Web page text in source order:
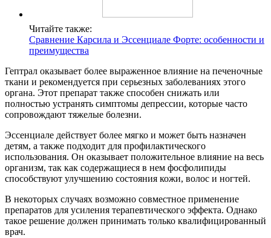
Читайте также:
Сравнение Карсила и Эссенциале Форте: особенности и
преимущества
Гептрал оказывает более выраженное влияние на печеночные
ткани и рекомендуется при серьезных заболеваниях этого
органа. Этот препарат также способен снижать или
полностью устранять симптомы депрессии, которые часто
сопровождают тяжелые болезни.
Эссенциале действует более мягко и может быть назначен
детям, а также подходит для профилактического
использования. Он оказывает положительное влияние на весь
организм, так как содержащиеся в нем фосфолипиды
способствуют улучшению состояния кожи, волос и ногтей.
В некоторых случаях возможно совместное применение
препаратов для усиления терапевтического эффекта. Однако
такое решение должен принимать только квалифицированный
врач.